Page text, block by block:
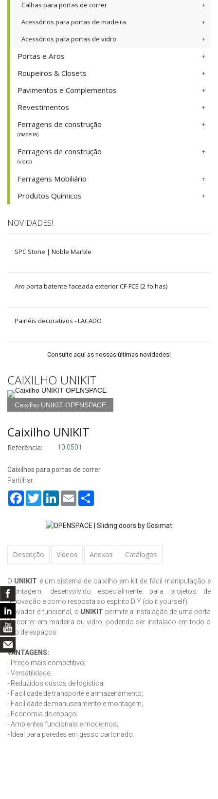
Calhas para portas de correr
Acessórios para portas de madeira
Acessórios para portas de vidro
Portas e Aros
Roupeiros & Closets
Pavimentos e Complementos
Revestimentos
Ferragens de construção
(madeira)
Ferragens de construção
(vidro)
Ferragens Mobiliário
Produtos Químicos
NOVIDADES!
SPC Stone | Noble Marble
Aro porta batente faceada exterior CF-FCE (2 folhas)
Painéis decorativos - LACADO
Consulte aqui as nossas últimas novidades!
CAIXILHO UNIKIT
Caixilho UNIKIT OPENSPACE
Caixilho UNIKIT
Referência: 10.0501
Caixilhos para portas de correr
Partilhar:
FacebookTwitterLinkedInEmail
Descrição Vídeos Anexos Catálogos
O UNIKIT é um sistema de caixilho em kit de fácil manipulação e
montagem, desenvolvido especialmente para projetos de
renovação e como resposta ao espírito DIY (do it yourself).
Inovador e funcional, o UNIKIT permite a instalação de uma porta
de correr em madeira ou vidro, podendo ser instalado em todo o
tipo de espaços.
VANTAGENS:
- Preço mais competitivo;
- Versatilidade;
- Reduzidos custos de logística;
- Facilidade de transporte e armazenamento;
- Facilidade de manuseamento e montagem;
- Economia de espaço;
- Ambientes funcionais e modernos;
- Ideal para paredes em gesso cartonado.